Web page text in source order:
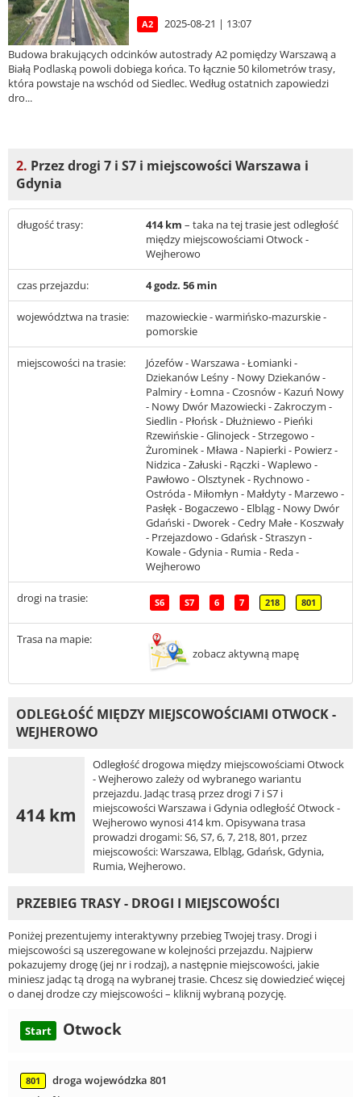
A2 2025-08-21 | 13:07
Budowa brakujących odcinków autostrady A2 pomiędzy Warszawą a
Białą Podlaską powoli dobiega końca. To łącznie 50 kilometrów trasy,
która powstaje na wschód od Siedlec. Według ostatnich zapowiedzi
dro...
2. Przez drogi 7 i S7 i miejscowości Warszawa i
Gdynia
długość trasy: 414 km – taka na tej trasie jest odległość
między miejscowościami Otwock -
Wejherowo
czas przejazdu: 4 godz. 56 min
województwa na trasie:
mazowieckie - warmińsko-mazurskie -
pomorskie
miejscowości na trasie:
Józefów - Warszawa - Łomianki -
Dziekanów Leśny - Nowy Dziekanów -
Palmiry - Łomna - Czosnów - Kazuń Nowy
- Nowy Dwór Mazowiecki - Zakroczym -
Siedlin - Płońsk - Dłużniewo - Pieńki
Rzewińskie - Glinojeck - Strzegowo -
Żurominek - Mława - Napierki - Powierz -
Nidzica - Załuski - Rączki - Waplewo -
Pawłowo - Olsztynek - Rychnowo -
Ostróda - Miłomłyn - Małdyty - Marzewo -
Pasłęk - Bogaczewo - Elbląg - Nowy Dwór
Gdański - Dworek - Cedry Małe - Koszwały
- Przejazdowo - Gdańsk - Straszyn -
Kowale - Gdynia - Rumia - Reda -
Wejherowo
drogi na trasie: S6 S7 6 7 218 801
Trasa na mapie:
zobacz aktywną mapę
ODLEGŁOŚĆ MIĘDZY MIEJSCOWOŚCIAMI OTWOCK -
WEJHEROWO
414 km
Odległość drogowa między miejscowościami Otwock
- Wejherowo zależy od wybranego wariantu
przejazdu. Jadąc trasą przez drogi 7 i S7 i
miejscowości Warszawa i Gdynia odległość Otwock -
Wejherowo wynosi 414 km. Opisywana trasa
prowadzi drogami: S6, S7, 6, 7, 218, 801, przez
miejscowości: Warszawa, Elbląg, Gdańsk, Gdynia,
Rumia, Wejherowo.
PRZEBIEG TRASY - DROGI I MIEJSCOWOŚCI
Poniżej prezentujemy interaktywny przebieg Twojej trasy. Drogi i
miejscowości są uszeregowane w kolejności przejazdu. Najpierw
pokazujemy drogę (jej nr i rodzaj), a następnie miejscowości, jakie
miniesz jadąc tą drogą na wybranej trasie. Chcesz się dowiedzieć więcej
o danej drodze czy miejscowości – kliknij wybraną pozycję.
Start Otwock
801
droga wojewódzka 801